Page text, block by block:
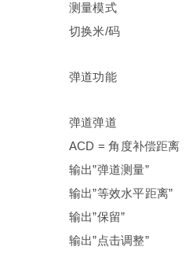
测量模式
切换米/码
弹道功能
弹道弹道
ACD = 角度补偿距离
输出”弹道测量”
输出”等效水平距离”
输出”保留”
输出”点击调整”